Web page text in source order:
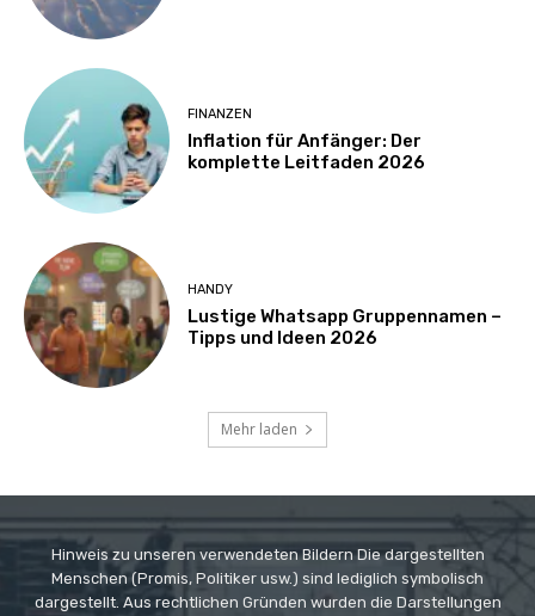
FINANZEN
Inflation für Anfänger: Der
komplette Leitfaden 2026
HANDY
Lustige Whatsapp Gruppennamen –
Tipps und Ideen 2026
Mehr laden
Hinweis zu unseren verwendeten Bildern Die dargestellten
Menschen (Promis, Politiker usw.) sind lediglich symbolisch
dargestellt. Aus rechtlichen Gründen wurden die Darstellungen